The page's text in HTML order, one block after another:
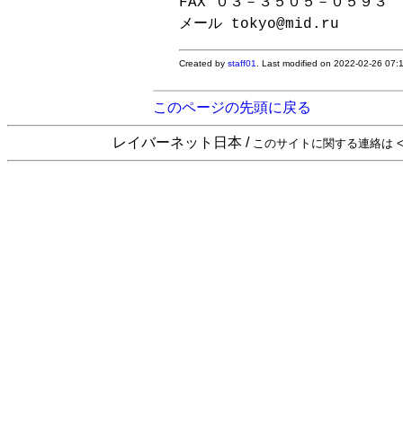
メール tokyo@mid.ru
Created bystaff01 . Last modified on 2022-02-26
このページの先頭に戻る
レイバーネット日本 / このサイトに関する連絡は